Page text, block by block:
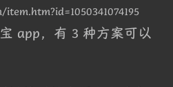
app，有 3 种方案可以